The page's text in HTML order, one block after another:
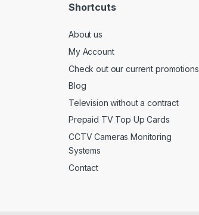
Shortcuts
About us
My Account
Check out our current promotions
Blog
Television without a contract
Prepaid TV Top Up Cards
CCTV Cameras Monitoring
Systems
Contact